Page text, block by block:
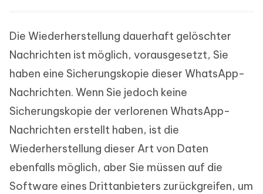
Die Wiederherstellung dauerhaft gelöschter
Nachrichten ist möglich, vorausgesetzt, Sie
haben eine Sicherungskopie dieser WhatsApp-
Nachrichten. Wenn Sie jedoch keine
Sicherungskopie der verlorenen WhatsApp-
Nachrichten erstellt haben, ist die
Wiederherstellung dieser Art von Daten
ebenfalls möglich, aber Sie müssen auf die
Software eines Drittanbieters zurückgreifen, um